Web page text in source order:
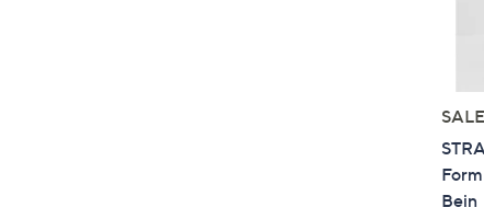
SALE
Bein